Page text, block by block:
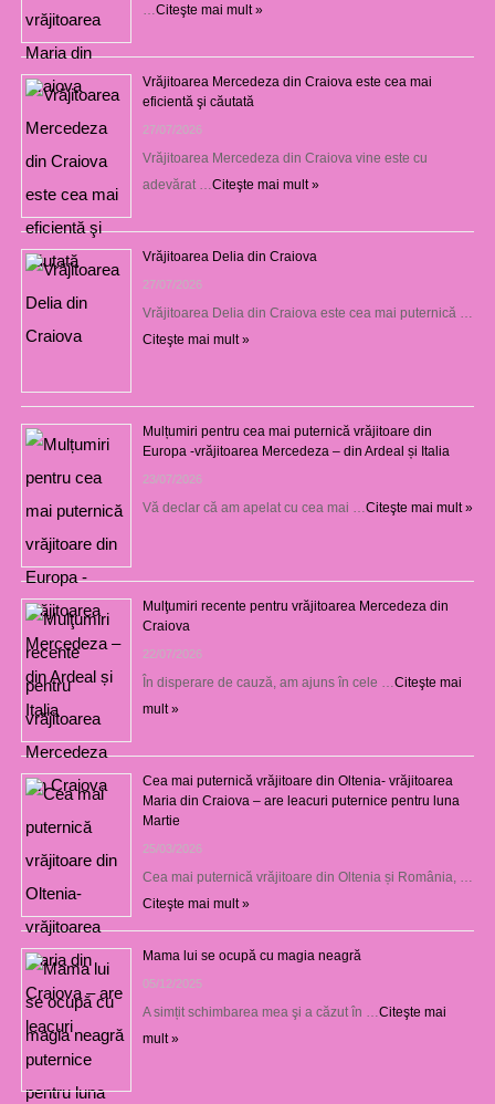
Citeşte mai mult »
Vrăjitoarea Mercedeza din Craiova este cea mai
eficientă şi căutată
27/07/2026
Vrăjitoarea Mercedeza din Craiova vine este cu
adevărat … Citeşte mai mult »
Vrăjitoarea Delia din Craiova
27/07/2026
Vrăjitoarea Delia din Craiova este cea mai puternică …
Citeşte mai mult »
Mulțumiri pentru cea mai puternică vrăjitoare din
Europa -vrăjitoarea Mercedeza – din Ardeal și Italia
23/07/2026
Vă declar că am apelat cu cea mai … Citeşte mai mult »
Mulţumiri recente pentru vrăjitoarea Mercedeza din
Craiova
22/07/2026
În disperare de cauză, am ajuns în cele … Citeşte mai
mult »
Cea mai puternică vrăjitoare din Oltenia- vrăjitoarea
Maria din Craiova – are leacuri puternice pentru luna
Martie
25/03/2026
Cea mai puternică vrăjitoare din Oltenia și România, …
Citeşte mai mult »
Mama lui se ocupă cu magia neagră
05/12/2025
A simțit schimbarea mea şi a căzut în … Citeşte mai
mult »